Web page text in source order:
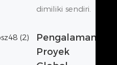
dimiliki sendiri.
Pengalaman
Proyek